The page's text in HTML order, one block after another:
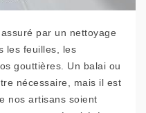
par un nettoyage
les feuilles, les
gouttières. Un balai ou
nécessaire, mais il est
nos artisans soient